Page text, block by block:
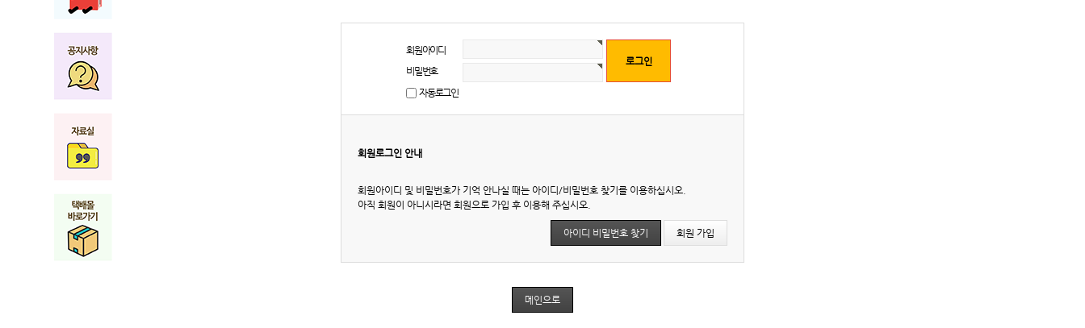
회원아이디
비밀번호
자동로그인
회원로그인 안내
회원아이디 및 비밀번호가 기억 안나실 때는 아이디/비밀번호 찾기를 이용하십시오.
아직 회원이 아니시라면 회원으로 가입 후 이용해 주십시오.
아이디 비밀번호 찾기 회원 가입
메인으로